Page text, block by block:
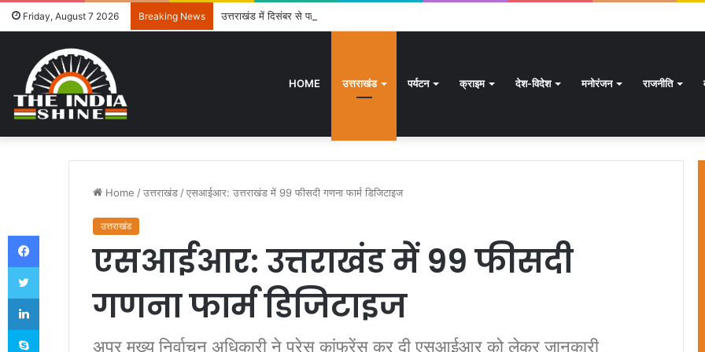
Friday, August 7 2026 Breaking News उत्तराखंड में दिसंबर से पहले ढाई हजार से अधिक पदों के लिए भरे जाएंगे फार्म
HOME उत्तराखंड पर्यटन क्राइम देश-विदेश मनोरंजन राजनीति
Home /उत्तराखंड /एसआईआर: उत्तराखंड में 99 फीसदी गणना फार्म डिजिटाइज
उत्तराखंड
एसआईआर: उत्तराखंड में 99 फीसदी
गणना फार्म डिजिटाइज
अपर मुख्य निर्वाचन अधिकारी ने प्रेस कांफ्रेंस कर दी एसआईआर को लेकर जानकारी